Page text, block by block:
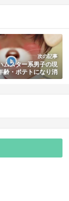
次の記事
ムスター系男子の現
齢・ポテトになり消
まで・その後まとめ